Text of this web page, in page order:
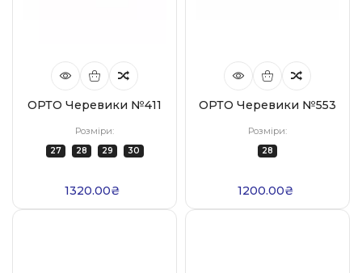
ОРТО Черевики №411
Розміри:
27 28 29 30
1320.00₴
ОРТО Черевики №553
Розміри:
28
1200.00₴